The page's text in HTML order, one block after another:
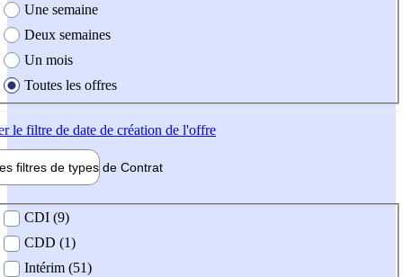
Une semaine
Deux semaines
Un mois
Toutes les offres
le filtre de date de création de l'offre
filtres de types de Contrat
contrat
CDI (9)
CDD (1)
Intérim (51)